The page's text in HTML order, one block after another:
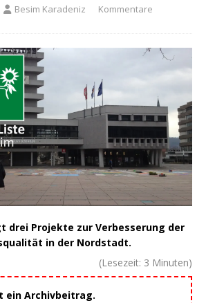
Besim Karadeniz
Kommentare
drei Projekte zur Verbesserung der
in der Nordstadt.
(Lesezeit: 3 Minuten)
ein Archivbeitrag.